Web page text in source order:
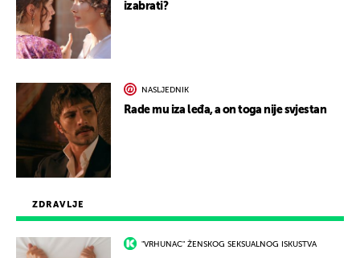
ZDRAVLJE
"VRHUNAC" ŽENSKOG SEKSUALNOG ISKUSTVA
izabrati?
NASLJEDNIK
Rade mu iza leđa, a on toga nije svjestan